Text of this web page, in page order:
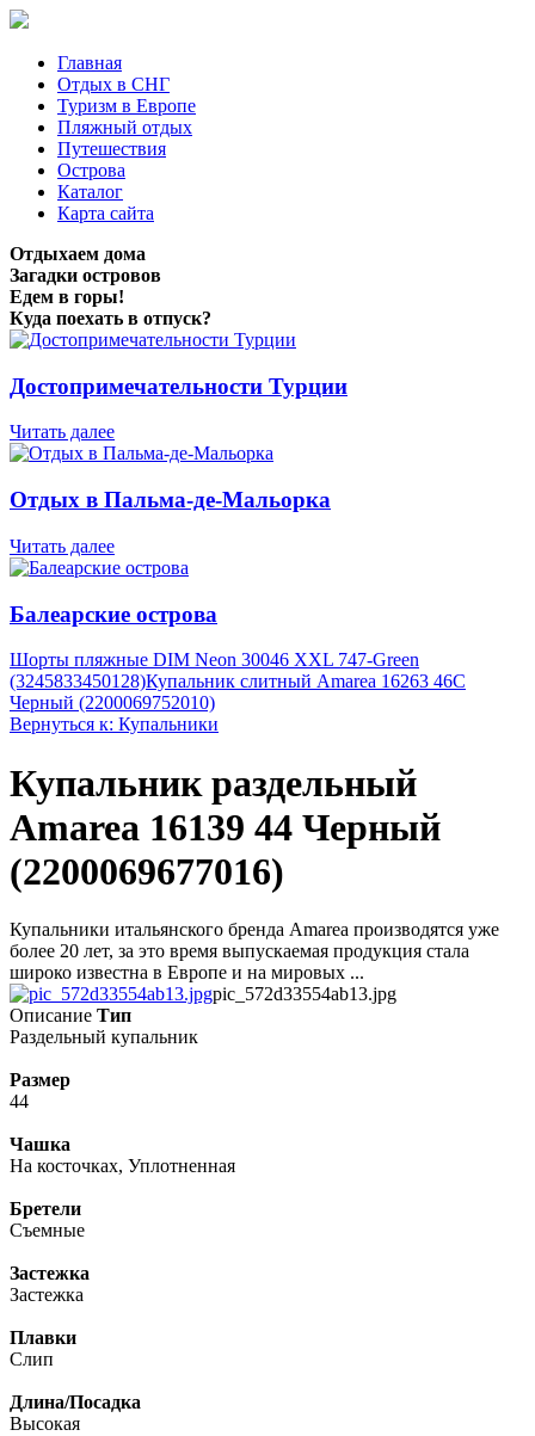
Главная
Отдых в СНГ
Туризм в Европе
Пляжный отдых
Путешествия
Острова
Каталог
Карта сайта
Отдыхаем дома
Загадки островов
Едем в горы!
Куда поехать в отпуск?
Достопримечательности Турции
Читать далее
Отдых в Пальма-де-Мальорка
Читать далее
Балеарские острова
Шорты пляжные DIM Neon 30046 XXL 747-Green
(3245833450128)Купальник слитный Amarea 16263 46C
Черный (2200069752010)
Вернуться к: Купальники
Купальник раздельный
Amarea 16139 44 Черный
(2200069677016)
Купальники итальянского бренда Amarea производятся уже
более 20 лет, за это время выпускаемая продукция стала
широко известна в Европе и на мировых ...
pic_572d33554ab13.jpg
Описание Тип
Раздельный купальник
Размер
44
Чашка
На косточках, Уплотненная
Бретели
Съемные
Застежка
Застежка
Плавки
Слип
Длина/Посадка
Высокая